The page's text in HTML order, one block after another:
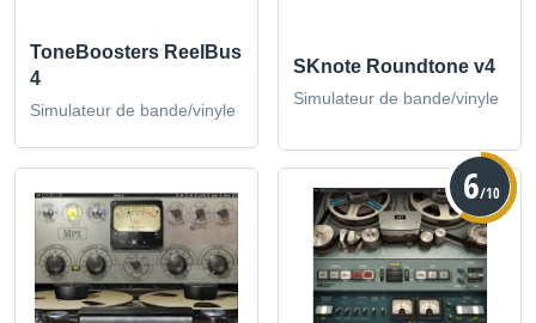
ToneBoosters ReelBus
4
Simulateur de bande/vinyle
SKnote Roundtone v4
Simulateur de bande/vinyle
6/10